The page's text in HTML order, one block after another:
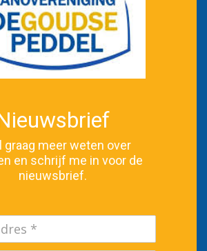
graag meer weten over
en schrijf me in voor de
nieuwsbrief.